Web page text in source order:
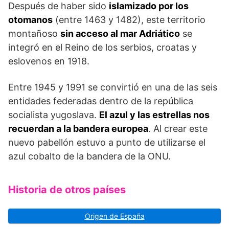
Después de haber sido islamizado por los
otomanos (entre 1463 y 1482), este territorio
montañoso sin acceso al mar Adriático se
integró en el Reino de los serbios, croatas y
eslovenos en 1918.
Entre 1945 y 1991 se convirtió en una de las seis
entidades federadas dentro de la república
socialista yugoslava. El azul y las estrellas nos
recuerdan a la bandera europea. Al crear este
nuevo pabellón estuvo a punto de utilizarse el
azul cobalto de la bandera de la ONU.
Historia de otros países
Origen de España